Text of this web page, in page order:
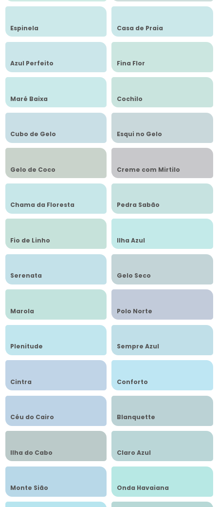
Espinela Casa de Praia
Azul Perfeito Fina Flor
Maré Baixa Cochilo
Cubo de Gelo Esqui no Gelo
Gelo de Coco Creme com Mirtilo
Chama da Floresta Pedra Sabão
Fio de Linho Ilha Azul
Serenata Gelo Seco
Marola Polo Norte
Plenitude Sempre Azul
Cintra Conforto
Céu do Cairo Blanquette
Ilha do Cabo Claro Azul
Monte Sião Onda Havaiana